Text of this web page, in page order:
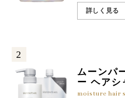
ス、ジメチルシリル化シリカ
詳しく見る
2
ムーンパ
ー ヘアシ
moisture hair